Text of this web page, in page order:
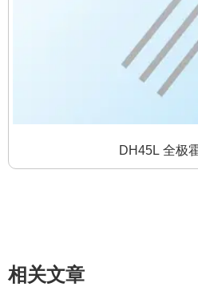
DH45L 全极
相关文章